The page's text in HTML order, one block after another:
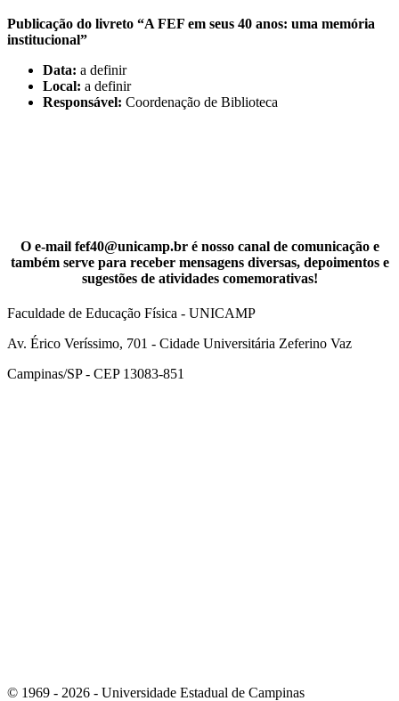
Publicação do livreto “A FEF em seus 40 anos: uma memória
institucional”
Data: a definir
Local: a definir
Responsável: Coordenação de Biblioteca
O e-mail fef40@unicamp.br é nosso canal de comunicação e
também serve para receber mensagens diversas, depoimentos e
sugestões de atividades comemorativas!
Faculdade de Educação Física - UNICAMP
Av. Érico Veríssimo, 701 - Cidade Universitária Zeferino Vaz
Campinas/SP - CEP 13083-851
© 1969 - 2026 - Universidade Estadual de Campinas